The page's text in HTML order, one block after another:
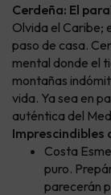
Cerdeña: El
Olvida el Caribe;
paso de casa.
mental donde el
montañas
vida. Ya sea en
auténtica del
Imprescindibles
Costa
puro.
parecerán